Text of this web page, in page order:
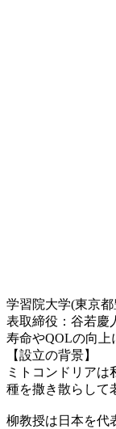
学習院大学(東京
表取締役：⾕若慶
寿命やQOLの向上
【設立の背景】
ミトコンドリア
種を撒き散らして
柳教授は日本を代